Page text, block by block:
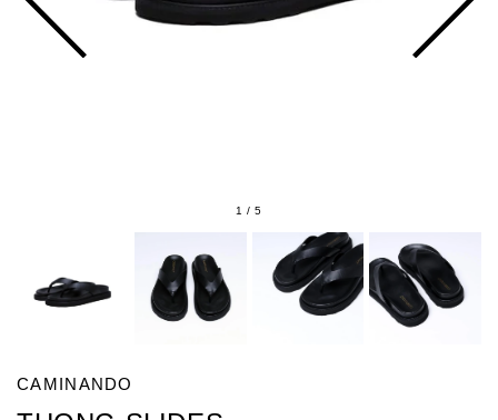
1 /5
CAMINANDO